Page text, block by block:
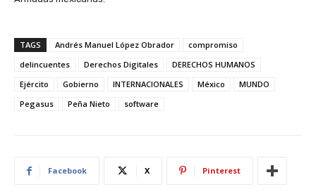
TAGS Andrés Manuel López Obrador
compromiso
delincuentes
Derechos Digitales
DERECHOS HUMANOS
Ejército
Gobierno INTERNACIONALES México
MUNDO
Pegasus
Peña Nieto software
Facebook X Pinterest